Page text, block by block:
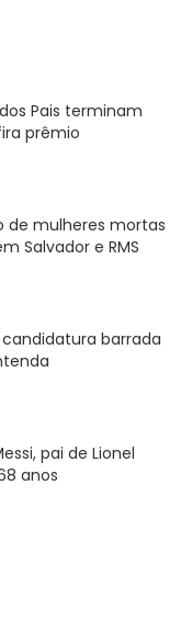
Pais terminam
prêmio
de mulheres mortas
Salvador e RMS
barrada
pai de Lionel
anos